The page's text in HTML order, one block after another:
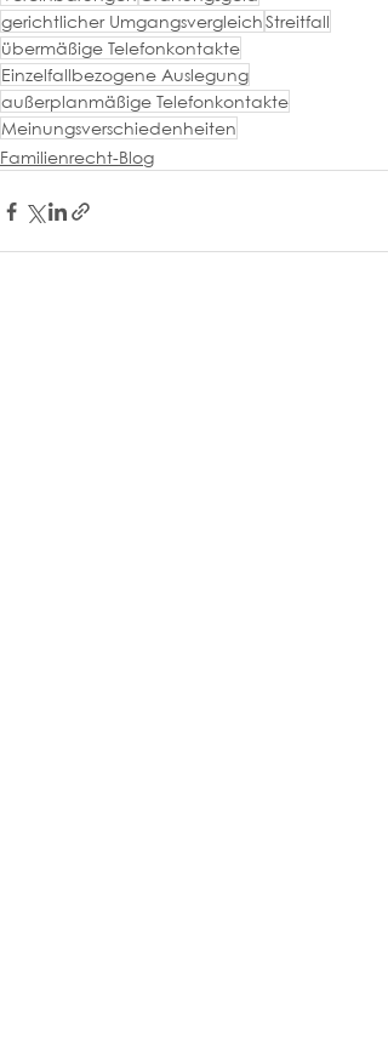
gerichtlicher UmgangsvergleichStreitfall
übermäßige Telefonkontakte
Einzelfallbezogene Auslegung
außerplanmäßige Telefonkontakte
Meinungsverschiedenheiten
Familienrecht-Blog